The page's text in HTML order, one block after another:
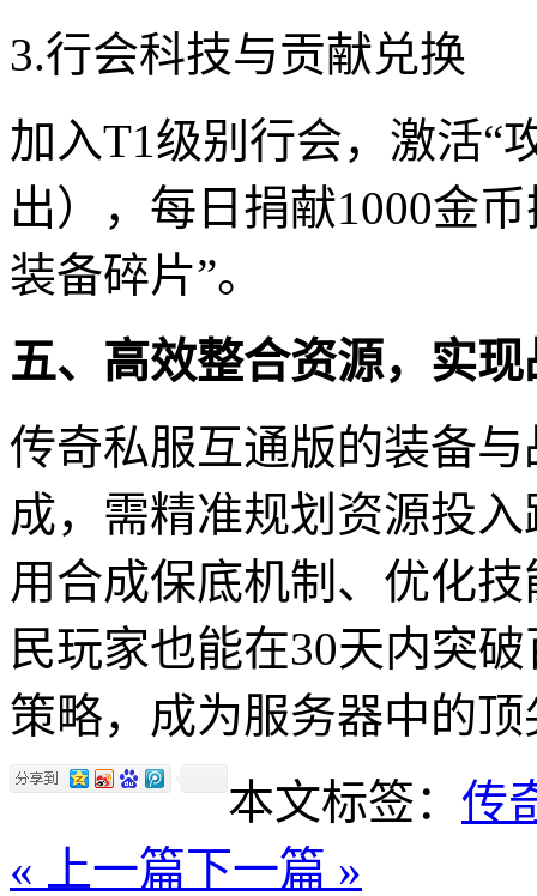
3.行会科技与贡献兑换
加入T1级别行会，激活“
出），每日捐献1000金
装备碎片”。
五、高效整合资源，实
传奇私服互通版的装备
成，需精准规划资源投
用合成保底机制、优化
民玩家也能在30天内突
策略，成为服务器中的
本文标签： 传
« 上一篇下一篇 »